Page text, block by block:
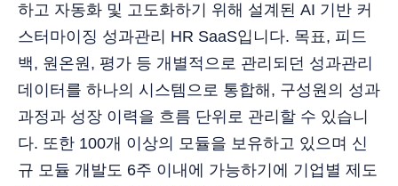
하고 자동화 및 고도화하기 위해 설계된 AI 기반 커
스터마이징 성과관리 HR SaaS입니다. 목표, 피드
백, 원온원, 평가 등 개별적으로 관리되던 성과관리
데이터를 하나의 시스템으로 통합해, 구성원의 성과
과정과 성장 이력을 흐름 단위로 관리할 수 있습니
다. 또한 100개 이상의 모듈을 보유하고 있으며 신
규 모듈 개발도 6주 이내에 가능하기에 기업별 제도